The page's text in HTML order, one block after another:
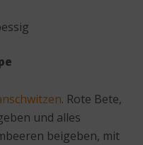
. Rote Bete,
und alles
beigeben, mit